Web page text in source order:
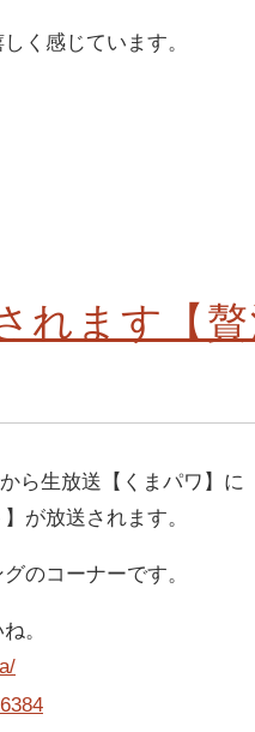
く感じています。
れます【
ら生放送【くまパワ】に
が放送されます。
のコーナーです。
。